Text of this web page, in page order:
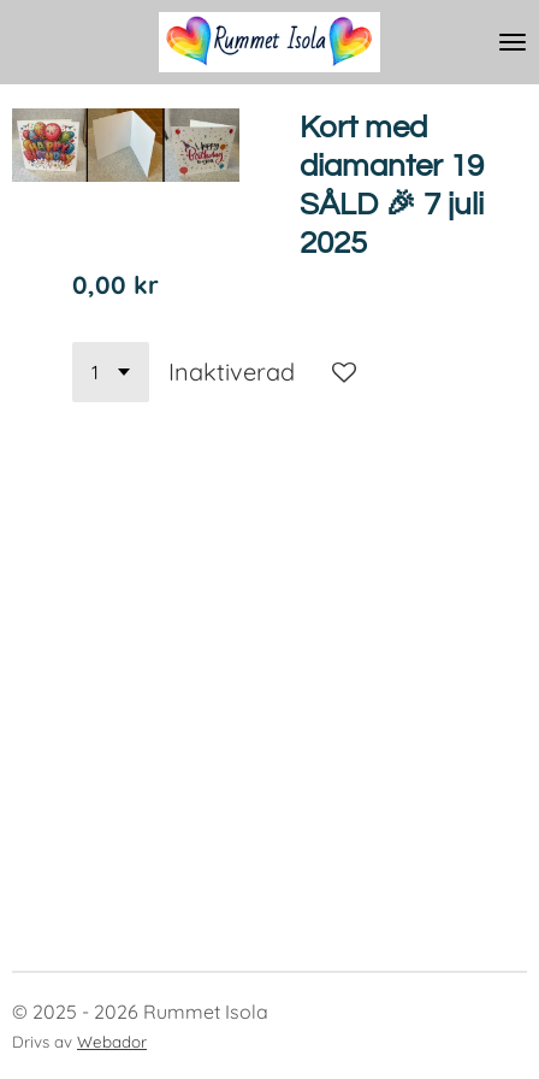
huvudinnehållet
Kort med
diamanter 19
SÅLD 🎉 7 juli
2025
0,00 kr
Inaktiverad
© 2025 - 2026 Rummet Isola
Drivs av Webador